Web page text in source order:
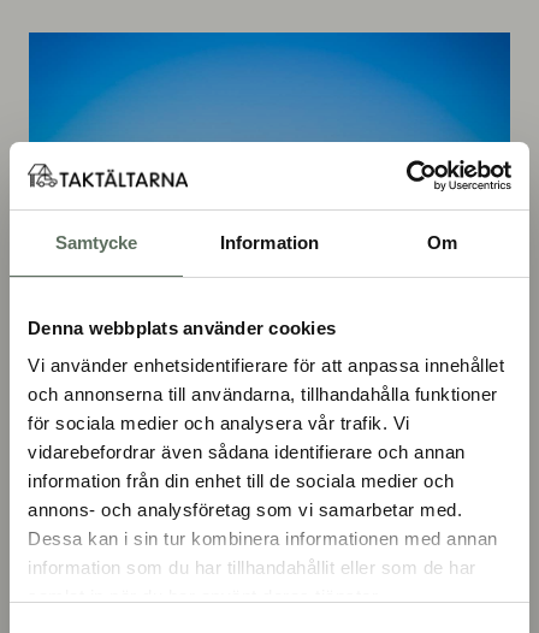
Samtycke Information Om
Denna webbplats använder cookies
Vi använder enhetsidentifierare för att anpassa innehållet
och annonserna till användarna, tillhandahålla funktioner
för sociala medier och analysera vår trafik. Vi
vidarebefordrar även sådana identifierare och annan
information från din enhet till de sociala medier och
annons- och analysföretag som vi samarbetar med.
Dessa kan i sin tur kombinera informationen med annan
information som du har tillhandahållit eller som de har
Tar du färjan från Bodö kommer du till Moskenes